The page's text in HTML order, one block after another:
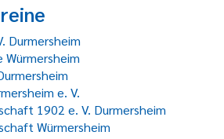
Durmersheim
Würmersheim
e. V.
1902 e. V. Durmersheim
Würmersheim